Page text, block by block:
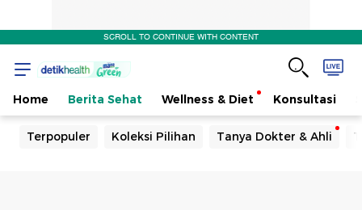
SCROLL TO CONTINUE WITH CONTENT
Home Berita Sehat Wellness & Diet Konsultasi
Terpopuler Koleksi Pilihan Tanya Dokter & Ahli